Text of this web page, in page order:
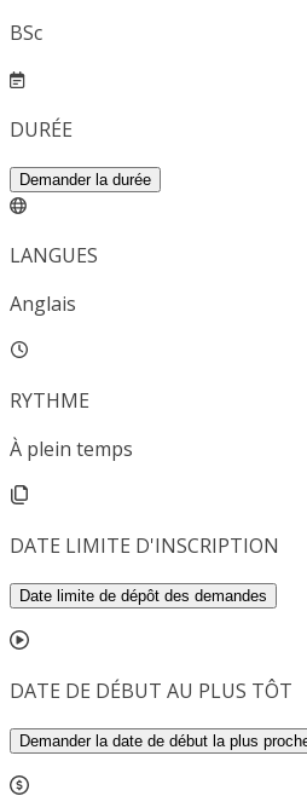
BSc
DURÉE
Demander la durée
LANGUES
Anglais
RYTHME
À plein temps
DATE LIMITE D'INSCRIPTION
Date limite de dépôt des demandes
DATE DE DÉBUT AU PLUS TÔT
Demander la date de début la plus